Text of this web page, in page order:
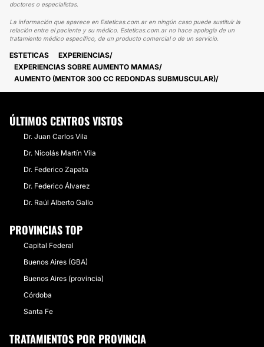
doctores o especialistas.
La información que aparece en Esteticas.com.ar en ningún caso puede sustituir la
relación entre el paciente y su médico. Esteticas.com.ar no hace apología de un
tratamiento médico específico, de un producto comercial o de un servicio.
ESTETICAS
EXPERIENCIAS
EXPERIENCIAS SOBRE AUMENTO MAMAS
AUMENTO (MENTOR 300 CC REDONDAS SUBMUSCULAR)
ÚLTIMOS CENTROS VISTOS
Dr. Juan Carlos Vila
Dr. Nicolás Martín Vila
Dr. Federico Zapata
Dr. Federico Álvarez
Dr. Raúl Alberto Gallo
PROVINCIAS TOP
Capital Federal
Buenos Aires (GBA)
Buenos Aires (provincia)
Córdoba
Santa Fe
TRATAMIENTOS POR PROVINCIA